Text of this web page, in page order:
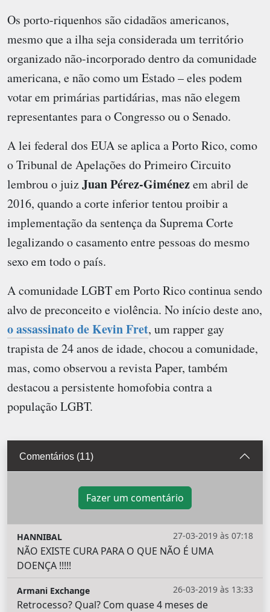
Os porto-riquenhos são cidadãos americanos,
mesmo que a ilha seja considerada um território
organizado não-incorporado dentro da comunidade
americana, e não como um Estado – eles podem
votar em primárias partidárias, mas não elegem
representantes para o Congresso ou o Senado.
A lei federal dos EUA se aplica a Porto Rico, como
o Tribunal de Apelações do Primeiro Circuito
lembrou o juizJuan Pérez-Giménezem abril de
2016, quando a corte inferior tentou proibir a
implementação da sentença da Suprema Corte
legalizando o casamento entre pessoas do mesmo
sexo em todo o país.
A comunidade LGBT em Porto Rico continua sendo
alvo de preconceito e violência. No início deste ano,
o assassinato de Kevin Fret, um rapper gay
trapista de 24 anos de idade, chocou a comunidade,
mas, como observou a revista Paper, também
destacou a persistente homofobia contra a
população LGBT.
Comentários (11)
Fazer um comentário
27-03-2019 às 07:18
HANNIBAL
NÃO EXISTE CURA PARA O QUE NÃO É UMA
DOENÇA !!!!!
26-03-2019 às 13:33
Armani Exchange
Retrocesso? Qual? Com quase 4 meses de